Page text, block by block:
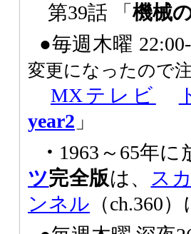
第39話 「 機械
●毎週木曜
変更になったので
MXテレビ
year2 」
・ 1963～65年
ツ完全版は、
ス
ンネル （ch.360